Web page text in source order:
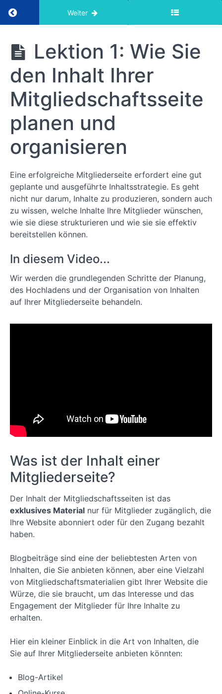
Zurück zum Kurs: Erste Schritte mit dem
Weiter
Erste Schritte
mit dem
MemberPress-
Videokurs
Erste
Schritte
mit
dem
MemberPress-
Lektion 1:
Planen und
Organisieren
von Inhalten
auf Ihrer
Mitgliederseite
Erstellen und
Anpassen von
Ihrer
Mitgliederseite
mit
ReadyLaunch
Regeln
schützen
Lektion 5:
Zahlungsmethoden
auf Ihrer
Mitgliederseite
Lektion 6:
Testen von
Zahlungsmethoden
auf Ihrer
Mitgliederseite
und eine
Preisseite erstellt
Lektion
8:
Hinzufügen
eines
Anmelde-
Ihrem
Menü
9: Methoden
Lektion 1: Wie Sie
den Inhalt Ihrer
Mitgliedschaftsseite
planen und
organisieren
Eine erfolgreiche Mitgliederseite erfordert eine gut
geplante und ausgeführte Inhaltsstrategie. Es geht
nicht nur darum, Inhalte zu produzieren, sondern auch
zu wissen, welche Inhalte Ihre Mitglieder wünschen,
wie sie diese strukturieren und wie sie sie effektiv
bereitstellen können.
In diesem Video...
Wir werden die grundlegenden Schritte der Planung,
des Hochladens und der Organisation von Inhalten
auf Ihrer Mitgliederseite behandeln.
Was ist der Inhalt einer
Mitgliederseite?
Der Inhalt der Mitgliedschaftsseiten ist das
exklusives Material nur für Mitglieder zugänglich, die
Ihre Website abonniert oder für den Zugang bezahlt
haben.
Blogbeiträge sind eine der beliebtesten Arten von
Inhalten, die Sie anbieten können, aber eine Vielzahl
von Mitgliedschaftsmaterialien gibt Ihrer Website die
Würze, die sie braucht, um das Interesse und das
Engagement der Mitglieder für Ihre Inhalte zu
erhalten.
Hier ein kleiner Einblick in die Art von Inhalten, die
Sie auf Ihrer Mitgliederseite anbieten könnten:
Blog-Artikel